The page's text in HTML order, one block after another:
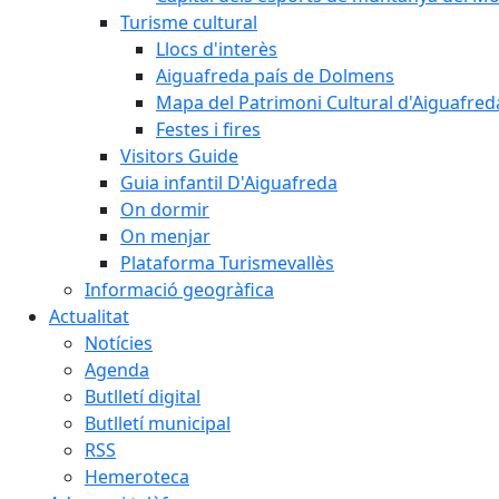
Turisme cultural
Llocs d'interès
Aiguafreda país de Dolmens
Mapa del Patrimoni Cultural
Festes i fires
Visitors Guide
Guia infantil D'Aiguafreda
On dormir
On menjar
Plataforma Turismevallès
Informació geogràfica
Actualitat
Notícies
Agenda
Butlletí digital
Butlletí municipal
RSS
Hemeroteca